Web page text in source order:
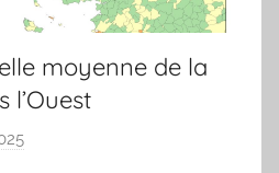
moyenne de la
l’Ouest